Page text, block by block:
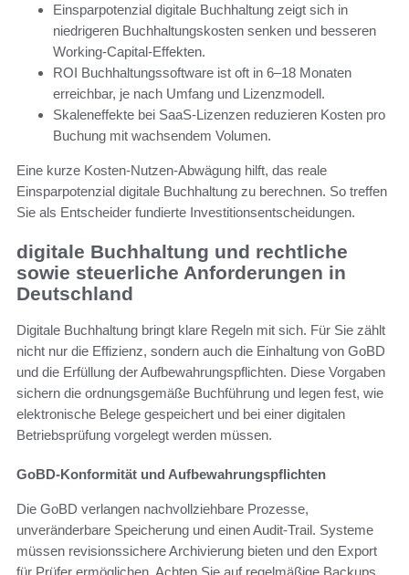
Einsparpotenzial digitale Buchhaltung zeigt sich in
niedrigeren Buchhaltungskosten senken und besseren
Working-Capital-Effekten.
ROI Buchhaltungssoftware ist oft in 6–18 Monaten
erreichbar, je nach Umfang und Lizenzmodell.
Skaleneffekte bei SaaS-Lizenzen reduzieren Kosten pro
Buchung mit wachsendem Volumen.
Eine kurze Kosten-Nutzen-Abwägung hilft, das reale
Einsparpotenzial digitale Buchhaltung zu berechnen. So treffen
Sie als Entscheider fundierte Investitionsentscheidungen.
digitale Buchhaltung und rechtliche
sowie steuerliche Anforderungen in
Deutschland
Digitale Buchhaltung bringt klare Regeln mit sich. Für Sie zählt
nicht nur die Effizienz, sondern auch die Einhaltung von GoBD
und die Erfüllung der Aufbewahrungspflichten. Diese Vorgaben
sichern die ordnungsgemäße Buchführung und legen fest, wie
elektronische Belege gespeichert und bei einer digitalen
Betriebsprüfung vorgelegt werden müssen.
GoBD-Konformität und Aufbewahrungspflichten
Die GoBD verlangen nachvollziehbare Prozesse,
unveränderbare Speicherung und einen Audit-Trail. Systeme
müssen revisionssichere Archivierung bieten und den Export